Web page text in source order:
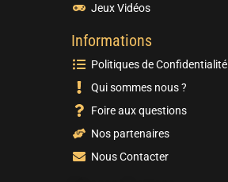
Jeux Vidéos
Informations
Politiques de Confidentialité
Qui sommes nous ?
Foire aux questions
Nos partenaires
Nous Contacter